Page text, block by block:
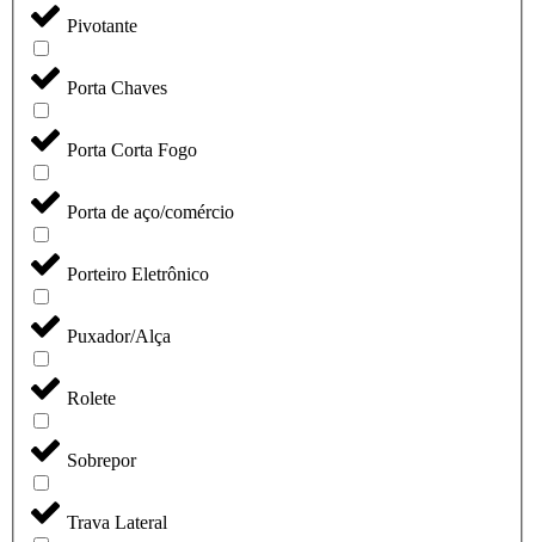
Pivotante
Porta Chaves
Porta Corta Fogo
Porta de aço/comércio
Porteiro Eletrônico
Puxador/Alça
Rolete
Sobrepor
Trava Lateral